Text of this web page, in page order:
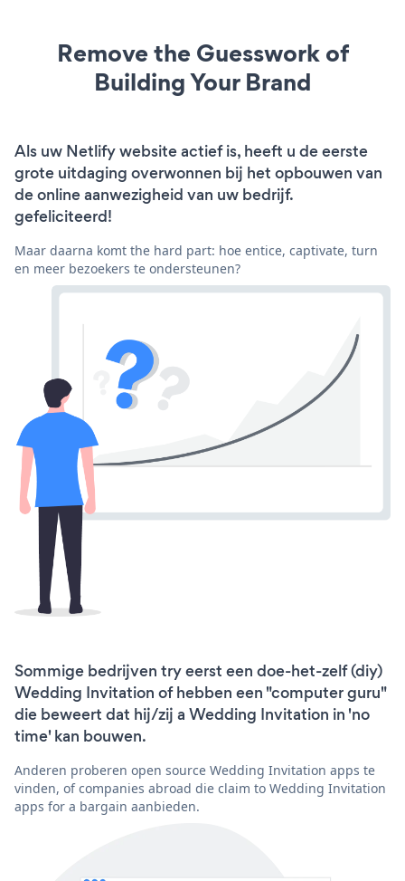
Remove the Guesswork of
Building Your Brand
Als uw Netlify website actief is, heeft u de eerste
grote uitdaging overwonnen bij het opbouwen van
de online aanwezigheid van uw bedrijf.
gefeliciteerd!
Maar daarna komt the hard part: hoe entice, captivate, turn
en meer bezoekers te ondersteunen?
Sommige bedrijven try eerst een doe-het-zelf (diy)
Wedding Invitation of hebben een "computer guru"
die beweert dat hij/zij a Wedding Invitation in 'no
time' kan bouwen.
Anderen proberen open source Wedding Invitation apps te
vinden, of companies abroad die claim to Wedding Invitation
apps for a bargain aanbieden.